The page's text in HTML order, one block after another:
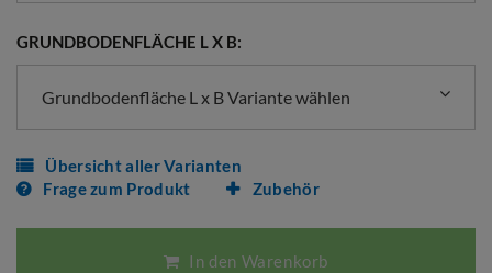
GRUNDBODENFLÄCHE L X B:
Grundbodenfläche L x B Variante wählen
Übersicht aller Varianten
Frage zum Produkt
Zubehör
In den Warenkorb